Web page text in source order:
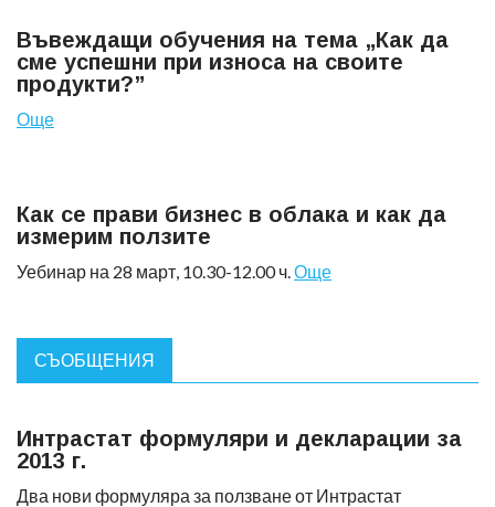
Въвеждащи обучения на тема „Как да
сме успешни при износа на своите
продукти?”
Още
Как се прави бизнес в облака и как да
измерим ползите
Уебинар на 28 март, 10.30-12.00 ч.Още
СЪОБЩЕНИЯ
Интрастат формуляри и декларации за
2013 г.
Два нови формуляра за ползване от Интрастат